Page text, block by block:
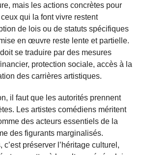
mais les actions concrètes pour
qui la font vivre restent
de lois ou de statuts spécifiques
en œuvre reste lente et partielle.
se traduire par des mesures
protection sociale, accès à la
des carrières artistiques.
il faut que les autorités prennent
Les artistes comédiens méritent
des acteurs essentiels de la
des figurants marginalisés.
préserver l’héritage culturel,